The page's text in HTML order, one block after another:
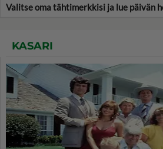
Valitse oma tähtimerkkisi ja lue päivän
KASARI